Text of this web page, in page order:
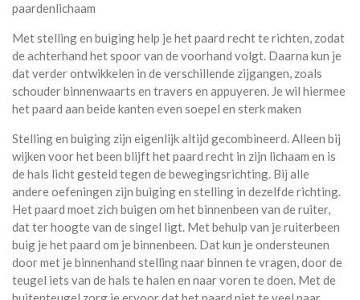
paardenlichaam
Met stelling en buiging help je het paard recht te richten, zodat
de achterhand het spoor van de voorhand volgt. Daarna kun je
dat verder ontwikkelen in de verschillende zijgangen, zoals
schouder binnenwaarts en travers en appuyeren. Je wil hiermee
het paard aan beide kanten even soepel en sterk maken
Stelling en buiging zijn eigenlijk altijd gecombineerd. Alleen bij
wijken voor het been blijft het paard recht in zijn lichaam en is
de hals licht gesteld tegen de bewegingsrichting. Bij alle
andere oefeningen zijn buiging en stelling in dezelfde richting.
Het paard moet zich buigen om het binnenbeen van de ruiter,
dat ter hoogte van de singel ligt. Met behulp van je ruiterbeen
buig je het paard om je binnenbeen. Dat kun je ondersteunen
door met je binnenhand stelling naar binnen te vragen, door de
teugel iets van de hals te halen en naar voren te doen. Met de